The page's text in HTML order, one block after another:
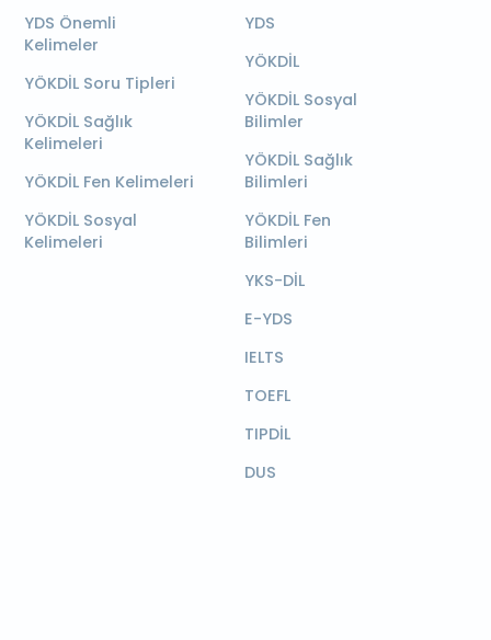
YDS Önemli
Kelimeler
YÖKDİL Soru Tipleri
YÖKDİL Sağlık
Kelimeleri
YÖKDİL Fen Kelimeleri
YÖKDİL Sosyal
Kelimeleri
YDS
YÖKDİL
YÖKDİL Sosyal
Bilimler
YÖKDİL Sağlık
Bilimleri
YÖKDİL Fen
Bilimleri
YKS-DİL
E-YDS
IELTS
TOEFL
TIPDİL
DUS